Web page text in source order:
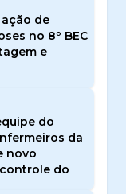
de
no 8º BEC
e
do
da
novo
do